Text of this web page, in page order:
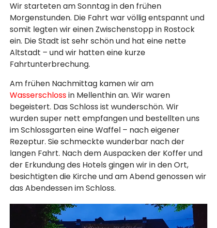
Wir starteten am Sonntag in den frühen
Morgenstunden. Die Fahrt war völlig entspannt und
somit legten wir einen Zwischenstopp in Rostock
ein. Die Stadt ist sehr schön und hat eine nette
Altstadt – und wir hatten eine kurze
Fahrtunterbrechung.
Am frühen Nachmittag kamen wir am
Wasserschlossin Mellenthin an. Wir waren
begeistert. Das Schloss ist wunderschön. Wir
wurden super nett empfangen und bestellten uns
im Schlossgarten eine Waffel – nach eigener
Rezeptur. Sie schmeckte wunderbar nach der
langen Fahrt. Nach dem Auspacken der Koffer und
der Erkundung des Hotels gingen wir in den Ort,
besichtigten die Kirche und am Abend genossen wir
das Abendessen im Schloss.